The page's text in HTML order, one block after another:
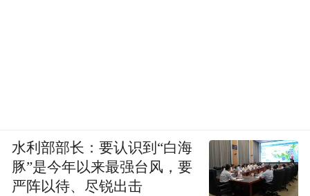
水利部部长：要认识到“白海
豚”是今年以来最强台风，要
严阵以待、尽锐出击